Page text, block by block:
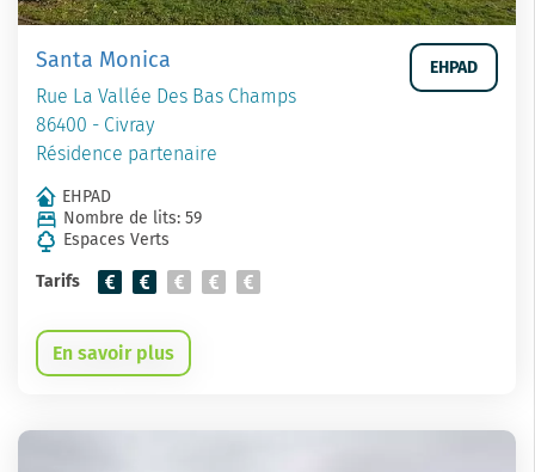
Santa Monica
Rue La Vallée Des Bas Champs
86400 - Civray
Résidence partenaire
EHPAD
EHPAD
Nombre de lits: 59
Espaces Verts
Tarifs
En savoir plus